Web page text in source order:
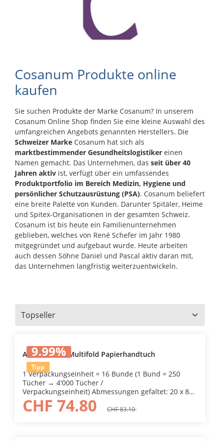
Cosanum Produkte online
kaufen
Sie suchen Produkte der Marke Cosanum? In unserem
Cosanum Online Shop finden Sie eine kleine Auswahl des
umfangreichen Angebots genannten Herstellers. Die
Schweizer Marke Cosanum hat sich als
marktbestimmender Gesundheitslogistiker einen
Namen gemacht. Das Unternehmen, das seit über 40
Jahren aktiv ist, verfügt über ein umfassendes
Produktportfolio im Bereich Medizin, Hygiene und
persönlicher Schutzausrüstung (PSA). Cosanum beliefert
eine breite Palette von Kunden. Darunter Spitäler, Heime
und Spitex-Organisationen in der gesamten Schweiz.
Cosanum ist bis heute ein Familienunternehmen
geblieben, welches von René Schefer im Jahr 1980
mitgegründet und aufgebaut wurde. Heute arbeiten
auch dessen Söhne Daniel und Pascal aktiv daran mit,
das Unternehmen langfristig weiterzuentwickeln.
9.99%
Tipp
A03749 Scott Multifold Papierhandtuch
1 Verpackungseinheit = 16 Bunde (1 Bund = 250
Tücher → 4'000 Tücher /
Verpackungseinheit) Abmessungen gefaltet: 20 x 8
cm Die 1-lagigen, äusserst reissfesten und
saugfähigen Scott Multifold Handtücher aus
CHF 74.80 CHF 83.10